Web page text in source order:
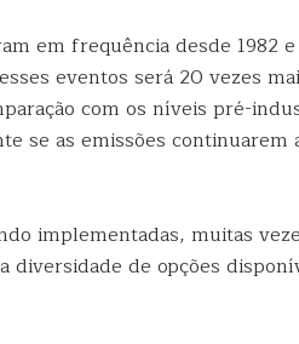
em frequência desde 1982 e
eventos será 20 vezes
com os níveis pré-
se as emissões continuarem
implementadas, muitas
diversidade de opções